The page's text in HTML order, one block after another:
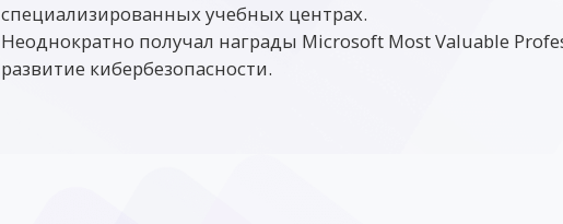
специализированных учебных центрах.
Неоднократно получал награды Microsoft Most Valuable
развитие кибербезопасности.